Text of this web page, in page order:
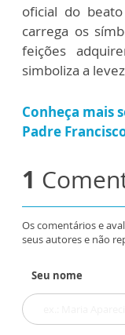
oficial do
carrega os
feições
simboliza a
Conheça mais
Padre
1
Os comentários e
seus autores e não
Seu nome